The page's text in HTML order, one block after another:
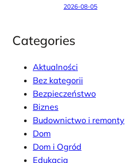
2026-08-05
Categories
Aktualności
Bez kategorii
Bezpieczeństwo
Biznes
Budownictwo i remonty
Dom
Dom i Ogród
Edukacja